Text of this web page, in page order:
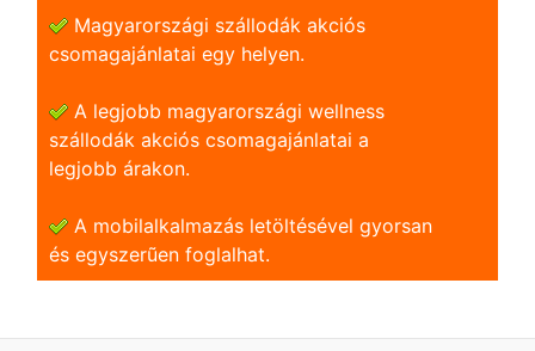
Magyarországi szállodák akciós
csomagajánlatai egy helyen.
A legjobb magyarországi wellness
szállodák akciós csomagajánlatai a
legjobb árakon.
A mobilalkalmazás letöltésével gyorsan
és egyszerũen foglalhat.